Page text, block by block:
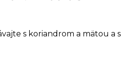
s koriandrom a mätou a s